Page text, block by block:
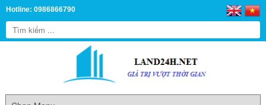
Hotline: 0986866790